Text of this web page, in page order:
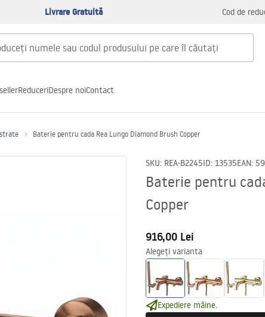
Livrare Gratuită Cod de
ReduceriDespre noiContact
Baterie pentru cada Rea Lungo Diamond Brush Copper
SKU: REA-B2245ID: 13535EAN:
Baterie pentru
Copper
916,00 Lei
Alegeți varianta
Expediere mâine.